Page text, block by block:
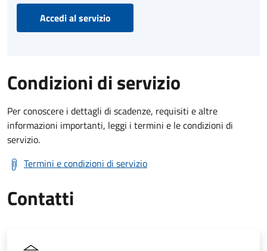
Accedi al servizio
Condizioni di servizio
Per conoscere i dettagli di scadenze, requisiti e altre
informazioni importanti, leggi i termini e le condizioni di
servizio.
Termini e condizioni di servizio
Contatti